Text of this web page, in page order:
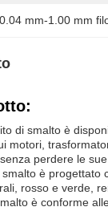
0.04 mm-1.00 mm
di smalto è
motori,
perdere le
è
rosso e verde,
è conforme